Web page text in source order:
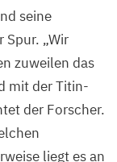
seine
Spur. „Wir
zuweilen das
mit der Titin-
der Forscher.
liegt es an